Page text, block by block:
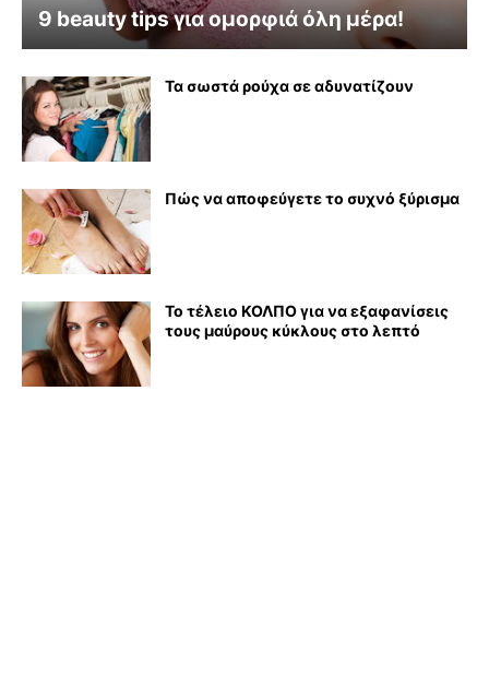
9 beauty tips για ομορφιά όλη μέρα!
Τα σωστά ρούχα σε αδυνατίζουν
Πώς να αποφεύγετε το συχνό ξύρισμα
Το τέλειο ΚΟΛΠΟ για να εξαφανίσεις
τους μαύρους κύκλους στο λεπτό